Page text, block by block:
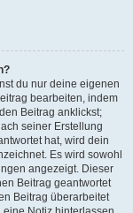
du nur deine eigenen
bearbeiten, indem
Beitrag anklickst;
seiner Erstellung
hat, wird dein
Es wird sowohl
angezeigt. Dieser
Beitrag geantwortet
Beitrag überarbeitet